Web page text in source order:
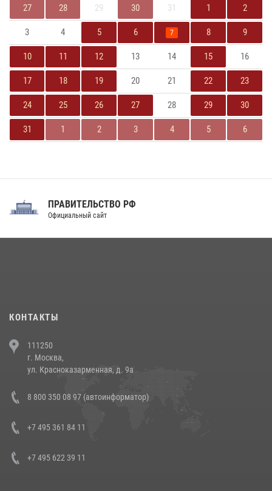
27
28 29 30 31 1 2
3 4 5 6 7 8 9
10 11 12 13 14 15 16
17 18 19 20 21 22 23
24 25 26 27 28 29 30
31 1 2 3 4 5 6
ПРАВИТЕЛЬСТВО РФ
Официальный сайт
КОНТАКТЫ
111250
г. Москва,
ул. Красноказарменная, д. 9а
8 800 350 08 97 (автоинформатор)
+7 495 361 84 11
+7 495 622 39 11